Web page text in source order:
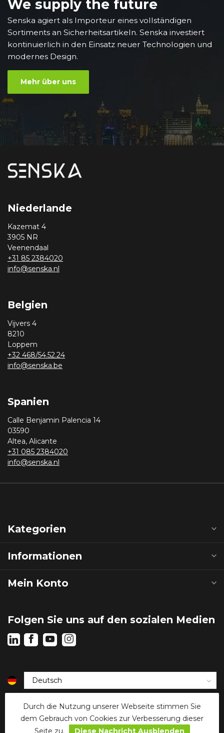
We supply the future
Senska agiert als Importeur eines vollständigen
Sortiments an Sicherheitsartikeln. Senska investiert
kontinuierlich in den Einsatz neuer Technologien und
modernes Design.
Mehr über uns
Niederlande
Kazemat 4
3905 NR
Veenendaal
+31 85 2384020
info@senska.nl
Belgien
Vijvers 4
8210
Loppem
+32 468/54.52.24
info@senska.be
Spanien
Calle Benjamin Palencia 14
03590
Altea, Alicante
+31 085 2384020
info@senska.nl
Kategorien
Informationen
Mein Konto
Folgen Sie uns auf den sozialen Medien
Durch die Nutzung unserer Webseite stimmen Sie
dem Gebrauch von Cookies zur Verbesserung dieser
Seite zu.
Diese Nachricht Ausblenden